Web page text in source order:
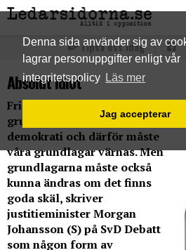
Denna sida använder sig av
lagrar personuppgifter enligt vår
integritetspolicy Läs mer
Jag accepterar
Tipsa oss idag
Absolut Idiot
Fria medier är
grundläggande i en
demokrati och därför måste
våra grundlagar värnas. Men
grundlagarna måste också
kunna ändras om det finns
goda skäl, skriver
justitieminister Morgan
Johansson (S) på SvD Debatt
som någon form av